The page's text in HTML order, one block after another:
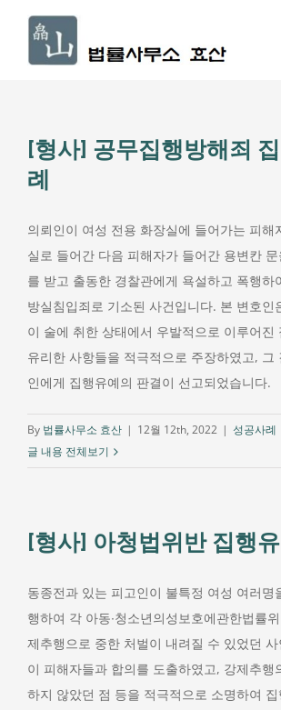
구성원
성공사례
오시는 길
상담문의
[형사] 공무집행방해죄
례
의뢰인이 여성 전용 화장실에 들어가는 피해
실로 들어간 다음 피해자가 들어간 용변칸
를 받고 출동한 경찰관에게 욕설하고 폭행하
방실침입죄로 기소된 사건입니다. 본 변호인
이 술에 취한 상태에서 우발적으로 이루어진
유리한 사항들을 적극적으로 주장하였고, 그
인에게 집행유예의 판결이 선고되었습니다.
By 법률사무소 효산 | 12월 12th, 2022 | 성공사례
글 내용 전체보기
[형사] 아청법위반 집행
동종전과 있는 피고인이 불특정 여성 여러명
행하여 각 아동∙청소년의성보호에관한법률
제추행으로 중한 처벌이 내려질 수 있었던
이 피해자들과 합의를 도출하였고, 강제추행
하지 않았던 점 등을 적극적으로 소명하여